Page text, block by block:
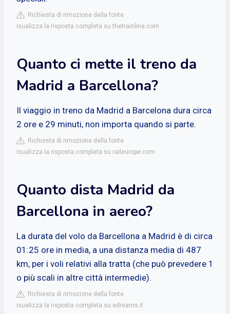
Richiesta di rimozione della fonte
isualizza la risposta completa su thetrainline.com
Quanto ci mette il treno da
Madrid a Barcellona?
Il viaggio in treno da Madrid a Barcelona dura circa
2 ore e 29 minuti, non importa quando si parte.
Richiesta di rimozione della fonte
isualizza la risposta completa su raileurope.com
Quanto dista Madrid da
Barcellona in aereo?
La durata del volo da Barcellona a Madrid è di circa
01:25 ore in media, a una distanza media di 487
km, per i voli relativi alla tratta (che può prevedere 1
o più scali in altre città intermedie).
Richiesta di rimozione della fonte
isualizza la risposta completa su edreams.it